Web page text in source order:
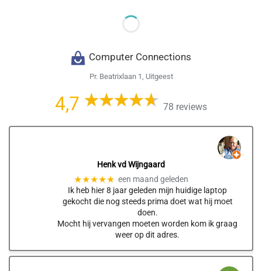
Computer Connections
Pr. Beatrixlaan 1, Uitgeest
4,7 78 reviews
Henk vd Wijngaard
★★★★★ een maand geleden
Ik heb hier 8 jaar geleden mijn huidige laptop
gekocht die nog steeds prima doet wat hij moet
doen.
Mocht hij vervangen moeten worden kom ik graag
weer op dit adres.